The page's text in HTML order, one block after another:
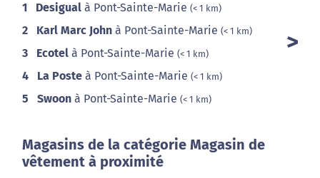
1 Desigual à Pont-Sainte-Marie (< 1 km)
2 Karl Marc John à Pont-Sainte-Marie (< 1 km)
3 Ecotel à Pont-Sainte-Marie (< 1 km)
4 La Poste à Pont-Sainte-Marie (< 1 km)
5 Swoon à Pont-Sainte-Marie (< 1 km)
Magasins de la catégorie Magasin de
vêtement à proximité